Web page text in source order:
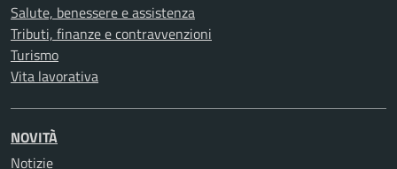
Salute, benessere e assistenza
Tributi, finanze e contravvenzioni
Turismo
Vita lavorativa
NOVITÀ
Notizie